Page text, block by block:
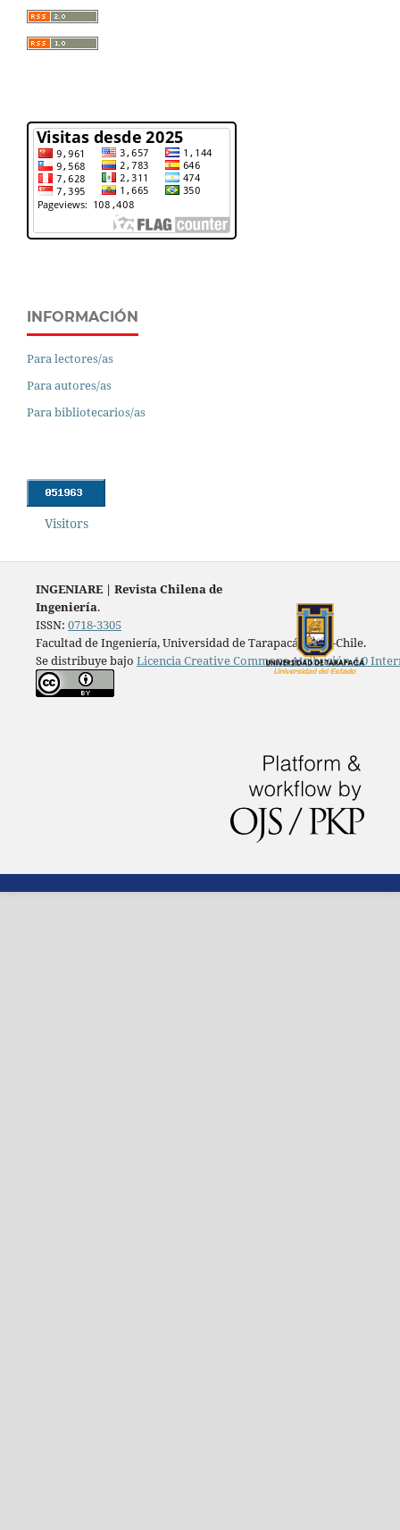
INFORMACIÓN
Para lectores/as
Para autores/as
Para bibliotecarios/as
Visitors
INGENIARE | Revista Chilena de
Ingeniería.
ISSN: 0718-3305
Facultad de Ingeniería, Universidad de Tarapacá, Arica-Chile.
Se distribuye bajo Licencia Creative Commons Atribución 4.0